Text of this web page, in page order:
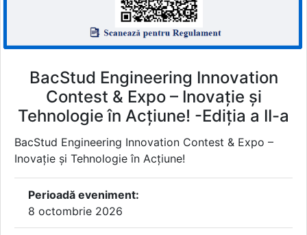
BacStud Engineering Innovation
Contest & Expo – Inovație și
Tehnologie în Acțiune! -Ediția a II-a
BacStud Engineering Innovation Contest & Expo –
Inovație și Tehnologie în Acțiune!
Perioadă eveniment:
8 octombrie 2026